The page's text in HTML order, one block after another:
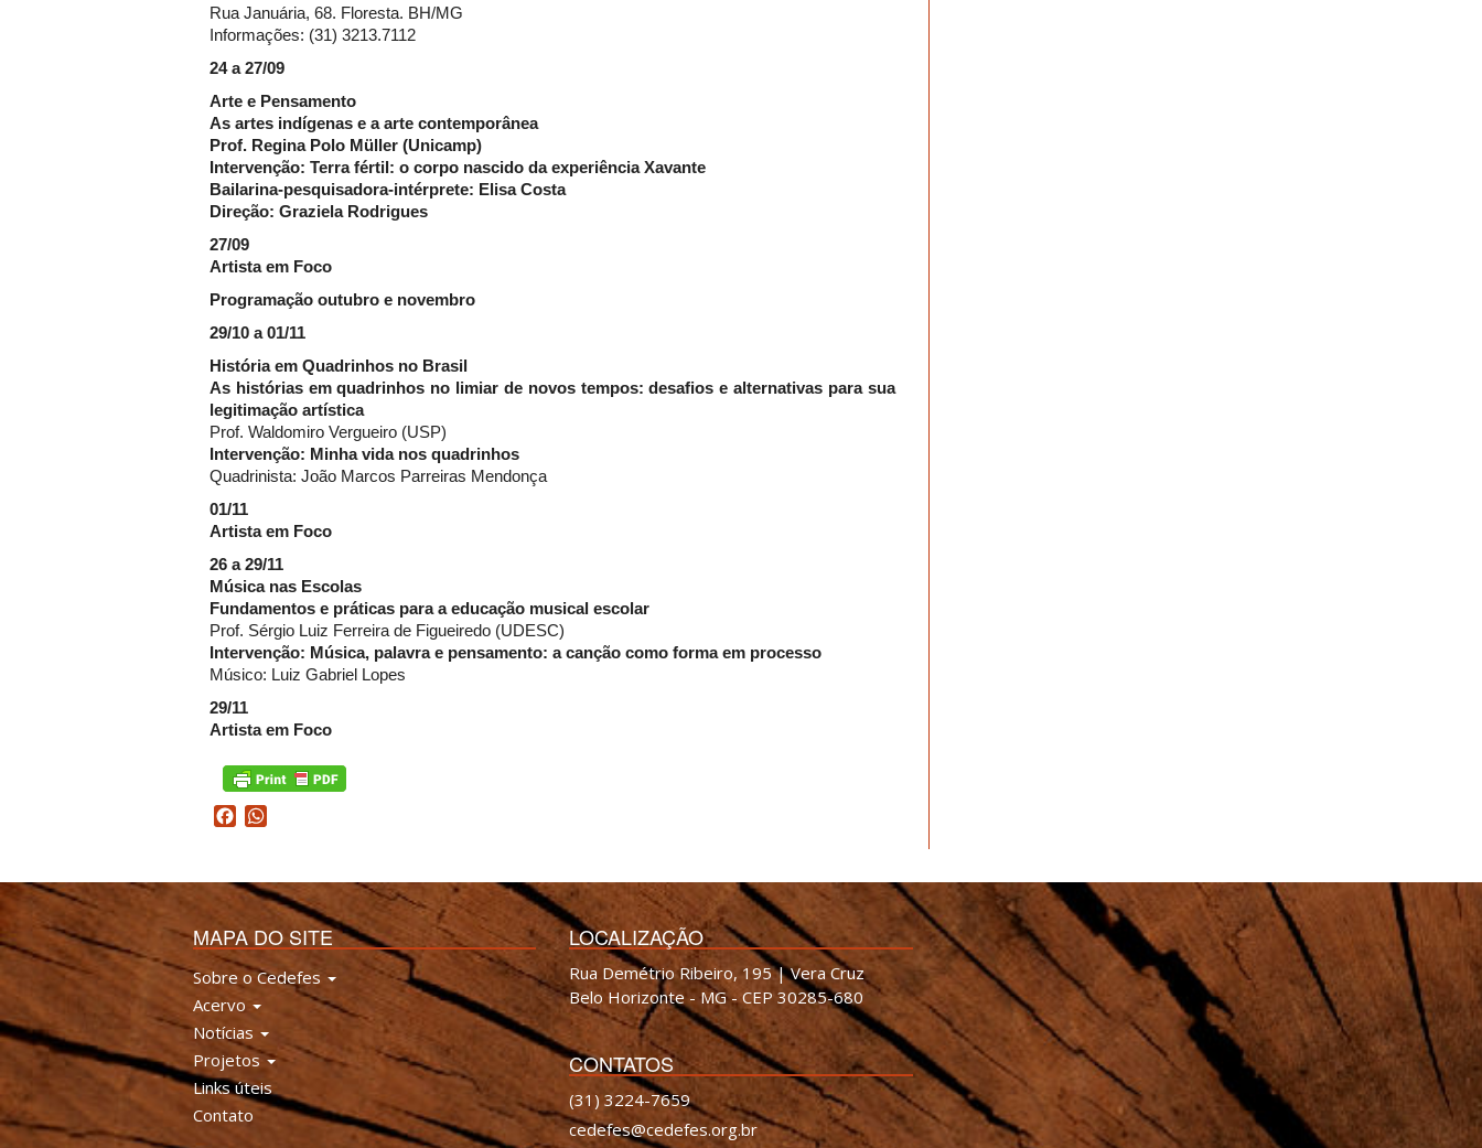
Rua Januária, 68. Floresta. BH/MG
Informações: (31) 3213.7112
24 a 27/09
Arte e Pensamento
As artes indígenas e a arte contemporânea
Prof. Regina Polo Müller (Unicamp)
Intervenção: Terra fértil: o corpo nascido da experiência Xavante
Bailarina-pesquisadora-intérprete: Elisa Costa
Direção: Graziela Rodrigues
27/09
Artista em Foco
Programação outubro e novembro
29/10 a 01/11
História em Quadrinhos no Brasil
As histórias em quadrinhos no limiar de novos tempos: desafios e alternativas para sua
legitimação artística
Prof. Waldomiro Vergueiro (USP)
Intervenção: Minha vida nos quadrinhos
Quadrinista: João Marcos Parreiras Mendonça
01/11
Artista em Foco
26 a 29/11
Música nas Escolas
Fundamentos e práticas para a educação musical escolar
Prof. Sérgio Luiz Ferreira de Figueiredo (UDESC)
Intervenção: Música, palavra e pensamento: a canção como forma em processo
Músico: Luiz Gabriel Lopes
29/11
Artista em Foco
Facebook
MAPA DO SITE
Sobre o Cedefes
Acervo
Notícias
Projetos
Links úteis
Contato
LOCALIZAÇÃO
Rua Demétrio Ribeiro, 195 | Vera Cruz
Belo Horizonte - MG - CEP 30285-680
CONTATOS
(31) 3224-7659
cedefes@cedefes.org.br